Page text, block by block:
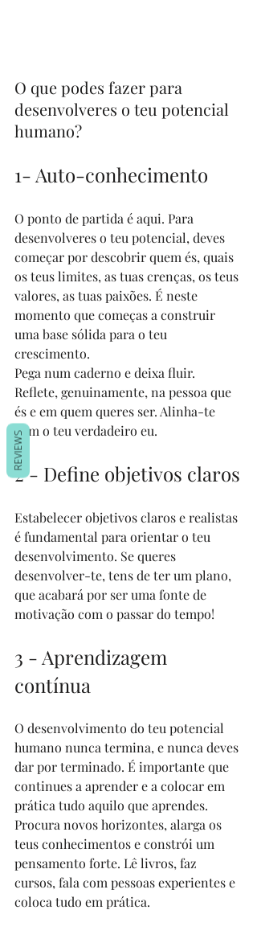
O que podes fazer para
desenvolveres o teu potencial
humano?
1- Auto-conhecimento
O ponto de partida é aqui. Para
desenvolveres o teu potencial, deves
começar por descobrir quem és, quais
os teus limites, as tuas crenças, os teus
valores, as tuas paixões. É neste
momento que começas a construir
uma base sólida para o teu
crescimento.
Pega num caderno e deixa fluir.
Reflete, genuinamente, na pessoa que
és e em quem queres ser. Alinha-te
com o teu verdadeiro eu.
2 - Define objetivos claros
Estabelecer objetivos claros e realistas
é fundamental para orientar o teu
desenvolvimento. Se queres
desenvolver-te, tens de ter um plano,
que acabará por ser uma fonte de
motivação com o passar do tempo!
3 - Aprendizagem
contínua
O desenvolvimento do teu potencial
humano nunca termina, e nunca deves
dar por terminado. É importante que
continues a aprender e a colocar em
prática tudo aquilo que aprendes.
Procura novos horizontes, alarga os
teus conhecimentos e constrói um
pensamento forte. Lê livros, faz
cursos, fala com pessoas experientes e
coloca tudo em prática.
REVIEWS